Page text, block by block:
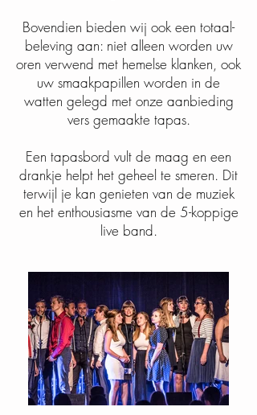
Bovendien bieden wij ook een totaal-
beleving aan: niet alleen worden uw
oren verwend met hemelse klanken, ook
uw smaakpapillen worden in de
watten gelegd met onze aanbieding
vers gemaakte tapas.
Een tapasbord vult de maag en een
drankje helpt het geheel te smeren. Dit
terwijl je kan genieten van de muziek
en het enthousiasme van de 5-koppige
live band.